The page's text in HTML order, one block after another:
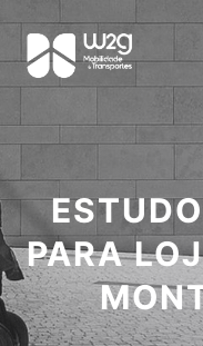
PARA